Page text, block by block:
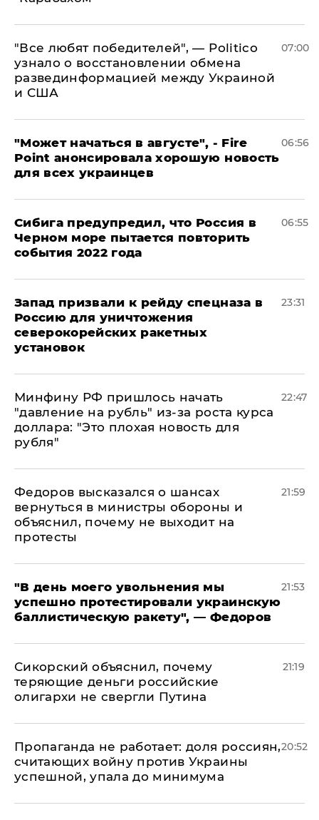
​"Все любят победителей", — Politico
узнало о восстановлении обмена
развединформацией между Украиной
и США
07:00
"Может начаться в августе", - Fire
Point анонсировала хорошую новость
для всех украинцев
06:56
Сибига предупредил, что Россия в
Черном море пытается повторить
события 2022 года
06:55
Запад призвали к рейду спецназа в
Россию для уничтожения
северокорейских ракетных
установок
23:31
Минфину РФ пришлось начать
"давление на рубль" из-за роста курса
доллара: "Это плохая новость для
рубля"
22:47
Федоров высказался о шансах
вернуться в министры обороны и
объяснил, почему не выходит на
протесты
21:59
​"В день моего увольнения мы
успешно протестировали украинскую
баллистическую ракету", — Федоров
21:53
Сикорский объяснил, почему
теряющие деньги российские
олигархи не свергли Путина
21:19
​Пропаганда не работает: доля россиян,
считающих войну против Украины
успешной, упала до минимума
20:52